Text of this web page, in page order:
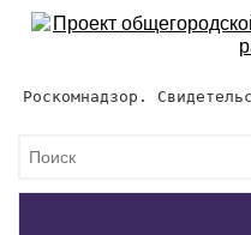
Роскомнадзор.